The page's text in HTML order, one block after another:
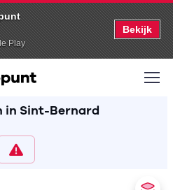
Play
Bekijk
in Sint-Bernard